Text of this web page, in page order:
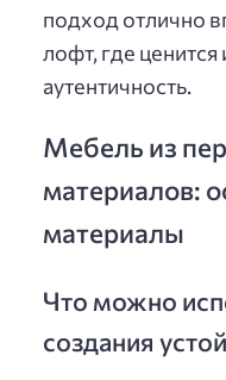
подход отлично
лофт, где
аутентичность.
Мебель из
материалов:
материалы
Что можно
создания